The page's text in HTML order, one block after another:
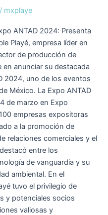
/ mxplaye
ANTAD 2024: Presenta
Playé, empresa líder en
de producción de
en anunciar su destacada
2024, uno de los eventos
México. La Expo ANTAD
de marzo en Expo
empresas expositoras
a la promoción de
relaciones comerciales y el
entre los
de vanguardia y su
ambiental. En el
tuvo el privilegio de
y potenciales socios
valiosas y